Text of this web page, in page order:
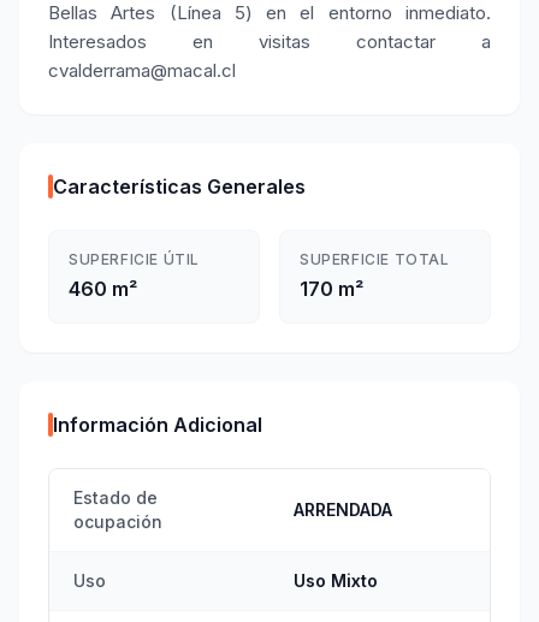
Bellas Artes (Línea 5) en el entorno inmediato.
Interesados en visitas contactar a
cvalderrama@macal.cl
Características Generales
SUPERFICIE ÚTIL
460 m²
SUPERFICIE TOTAL
170 m²
Información Adicional
Estado de
ocupación
ARRENDADA
Uso Uso Mixto